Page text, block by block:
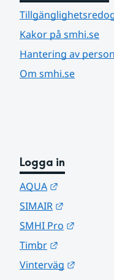
Kakor på smhi.se
Hantering av
Om smhi.se
Logga in
AQUA
SIMAIR
SMHI Pro
Timbr
Vinterväg